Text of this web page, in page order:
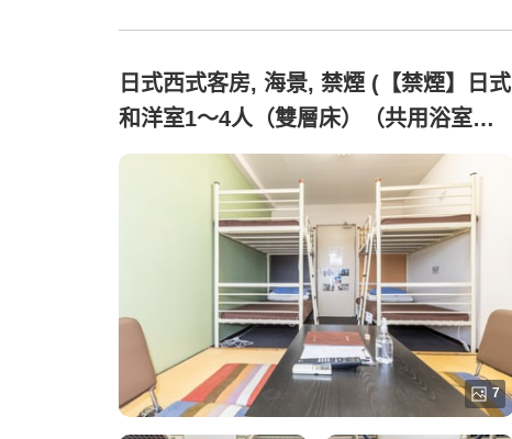
日式西式客房, 海景, 禁煙 (【禁煙】日式
和洋室1～4人（雙層床）（共用浴室及
廁所）)
7